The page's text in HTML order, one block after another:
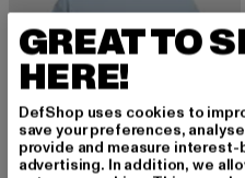
GREAT TO
HERE!
DefShop uses cookies to
save your preferences,
provide and measure
advertising. In addition, we